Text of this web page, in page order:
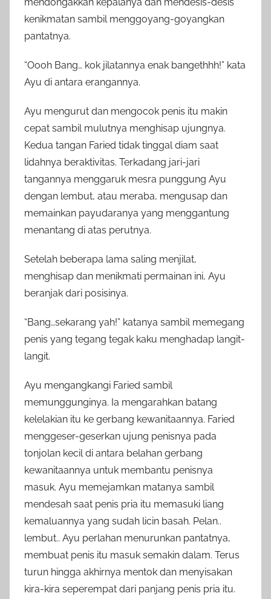
kenikmatan sambil menggoyang-goyangkan
pantatnya.
“Oooh Bang… kok jilatannya enak bangethhh!” kata
Ayu di antara erangannya.
Ayu mengurut dan mengocok penis itu makin
cepat sambil mulutnya menghisap ujungnya.
Kedua tangan Faried tidak tinggal diam saat
lidahnya beraktivitas. Terkadang jari-jari
tangannya menggaruk mesra punggung Ayu
dengan lembut, atau meraba, mengusap dan
memainkan payudaranya yang menggantung
menantang di atas perutnya.
Setelah beberapa lama saling menjilat,
menghisap dan menikmati permainan ini, Ayu
beranjak dari posisinya.
“Bang…sekarang yah!” katanya sambil memegang
penis yang tegang tegak kaku menghadap langit-
langit.
Ayu mengangkangi Faried sambil
memunggunginya. Ia mengarahkan batang
kelelakian itu ke gerbang kewanitaannya. Faried
menggeser-geserkan ujung penisnya pada
tonjolan kecil di antara belahan gerbang
kewanitaannya untuk membantu penisnya
masuk. Ayu memejamkan matanya sambil
mendesah saat penis pria itu memasuki liang
kemaluannya yang sudah licin basah. Pelan..
lembut.. Ayu perlahan menurunkan pantatnya,
membuat penis itu masuk semakin dalam. Terus
turun hingga akhirnya mentok dan menyisakan
kira-kira seperempat dari panjang penis pria itu.